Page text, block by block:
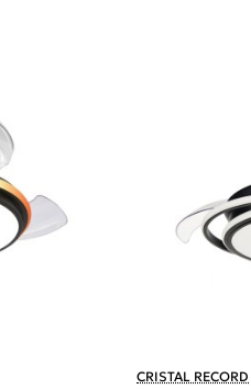
-7%
CRISTAL RECORD